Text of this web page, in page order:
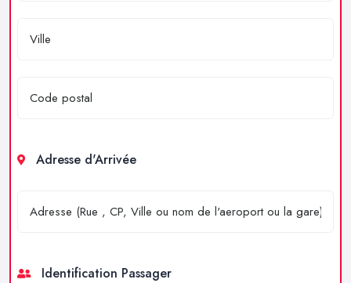
Adresse d'Arrivée
Identification Passager